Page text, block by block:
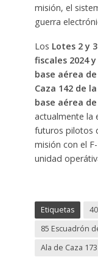
misión, el
guerra
Los Lotes 2 y
fiscales 2024 y
base aérea
Caza 142 de
base aérea
actualmente la
futuros pilotos
misión con el
unidad
Etiquetas
85 Escuadrón
Ala de Caza 173